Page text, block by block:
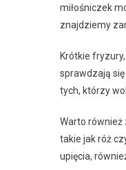
miłośniczek
znajdziemy
Krótkie
sprawdzają się
tych, którzy
Warto również
takie jak róż
upięcia,